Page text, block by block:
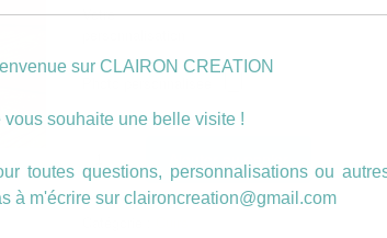
Votre
de
Boucles
en
Ajouter au panier
sur CLAIRON CREATION
vous souhaite une belle visite !
toutes questions, personnalisations ou
à m'écrire sur claironcreation@gmail.com